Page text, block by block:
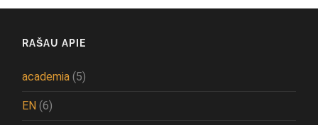
RAŠAU APIE
academia (5)
EN (6)